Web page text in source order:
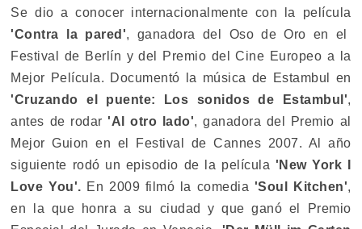
Se dio a conocer internacionalmente con la película
'Contra la pared', ganadora del Oso de Oro en el
Festival de Berlín y del Premio del Cine Europeo a la
Mejor Película. Documentó la música de Estambul en
'Cruzando el puente: Los sonidos de Estambul',
antes de rodar 'Al otro lado', ganadora del Premio al
Mejor Guion en el Festival de Cannes 2007. Al año
siguiente rodó un episodio de la película 'New York I
Love You'. En 2009 filmó la comedia 'Soul Kitchen',
en la que honra a su ciudad y que ganó el Premio